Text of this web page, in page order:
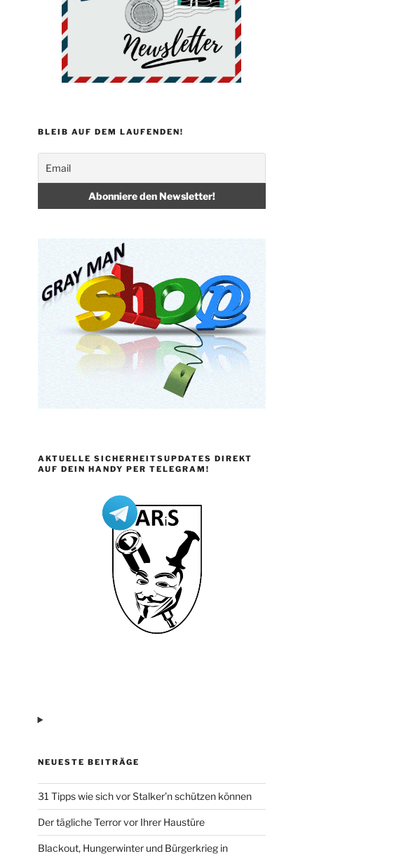
BLEIB AUF DEM LAUFENDEN!
AKTUELLE SICHERHEITSUPDATES DIREKT
AUF DEIN HANDY PER TELEGRAM!
NEUESTE BEITRÄGE
31 Tipps wie sich vor Stalker’n schützen können
Der tägliche Terror vor Ihrer Haustüre
Blackout, Hungerwinter und Bürgerkrieg in